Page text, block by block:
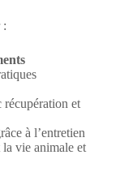
:
récupération et
à l’entretien
la vie animale et